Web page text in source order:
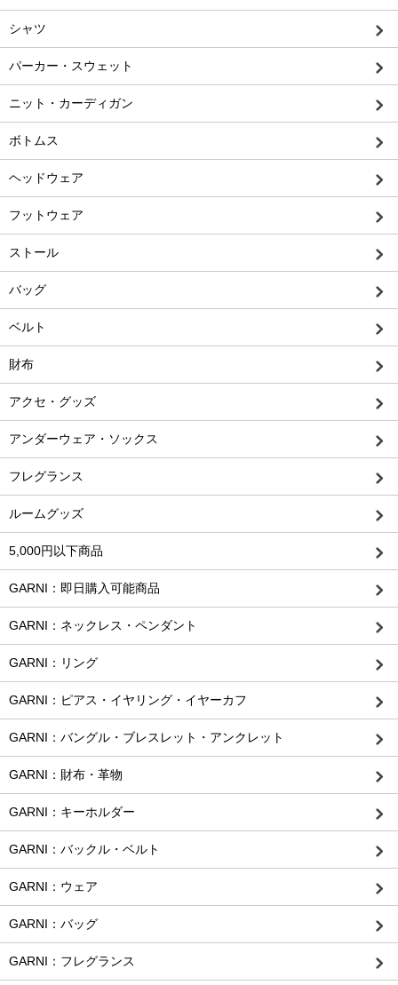
シャツ
パーカー・スウェット
ニット・カーディガン
ボトムス
ヘッドウェア
フットウェア
ストール
バッグ
ベルト
財布
アクセ・グッズ
アンダーウェア・ソックス
フレグランス
ルームグッズ
5,000円以下商品
GARNI：即日購入可能商品
GARNI：ネックレス・ペンダント
GARNI：リング
GARNI：ピアス・イヤリング・イヤーカフ
GARNI：バングル・ブレスレット・アンクレット
GARNI：財布・革物
GARNI：キーホルダー
GARNI：バックル・ベルト
GARNI：ウェア
GARNI：バッグ
GARNI：フレグランス